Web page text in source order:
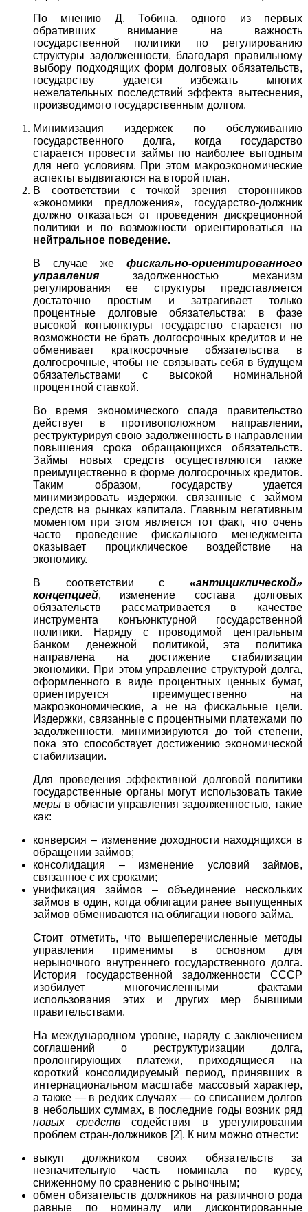
По мнению Д. Тобина, одного из первых
обративших внимание на важность
государственной политики по регулированию
структуры задолженности, благодаря правильному
выбору подходящих форм долговых обязательств,
государству удается избежать многих
нежелательных последствий эффекта вытеснения,
производимого государственным долгом.
Минимизация издержек по обслуживанию
государственного долга, когда государство
старается провести займы по наиболее выгодным
для него условиям. При этом макроэкономические
аспекты выдвигаются на второй план.
В соответствии с точкой зрения сторонников
«экономики предложения», государство-должник
должно отказаться от проведения дискреционной
политики и по возможности ориентироваться на
нейтральное поведение.
В случае же фискально-ориентированного
управления задолженностью механизм
регулирования ее структуры представляется
достаточно простым и затрагивает только
процентные долговые обязательства: в фазе
высокой конъюнктуры государство старается по
возможности не брать долгосрочных кредитов и не
обменивает краткосрочные обязательства в
долгосрочные, чтобы не связывать себя в будущем
обязательствами с высокой номинальной
процентной ставкой.
Во время экономического спада правительство
действует в противоположном направлении,
реструктурируя свою задолженность в направлении
повышения срока обращающихся обязательств.
Займы новых средств осуществляются также
преимущественно в форме долгосрочных кредитов.
Таким образом, государству удается
минимизировать издержки, связанные с займом
средств на рынках капитала. Главным негативным
моментом при этом является тот факт, что очень
часто проведение фискального менеджмента
оказывает проциклическое воздействие на
экономику.
В соответствии с «антициклической»
концепцией, изменение состава долговых
обязательств рассматривается в качестве
инструмента конъюнктурной государственной
политики. Наряду с проводимой центральным
банком денежной политикой, эта политика
направлена на достижение стабилизации
экономики. При этом управление структурой долга,
оформленного в виде процентных ценных бумаг,
ориентируется преимущественно на
макроэкономические, а не на фискальные цели.
Издержки, связанные с процентными платежами по
задолженности, минимизируются до той степени,
пока это способствует достижению экономической
стабилизации.
Для проведения эффективной долговой политики
государственные органы могут использовать такие
меры в области управления задолженностью, такие
как:
конверсия – изменение доходности находящихся в
обращении займов;
консолидация – изменение условий займов,
связанное с их сроками;
унификация займов – объединение нескольких
займов в один, когда облигации ранее выпущенных
займов обмениваются на облигации нового займа.
Стоит отметить, что вышеперечисленные методы
управления применимы в основном для
нерыночного внутреннего государственного долга.
История государственной задолженности СССР
изобилует многочисленными фактами
использования этих и других мер бывшими
правительствами.
На международном уровне, наряду с заключением
соглашений о реструктуризации долга,
пролонгирующих платежи, приходящиеся на
короткий консолидируемый период, принявших в
интернациональном масштабе массовый характер,
а также — в редких случаях — со списанием долгов
в небольших суммах, в последние годы возник ряд
новых средствсодействия в урегулировании
проблем стран-должников [2]. К ним можно отнести:
выкуп должником своих обязательств за
незначительную часть номинала по курсу,
сниженному по сравнению с рыночным;
обмен обязательств должников на различного рода
равные по номиналу или дисконтированные